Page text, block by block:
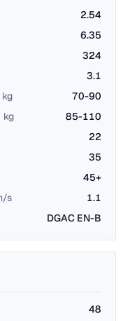
2.54
6.35
324
3.1
70-90
kg
85-110
22
35
45+
s
1.1
DGAC EN-B
48